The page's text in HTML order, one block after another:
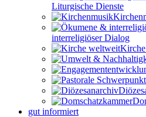
Liturgische Dienste
interreligiöser Dialog
gut informiert